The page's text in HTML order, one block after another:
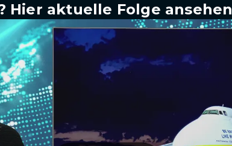
Hier aktuelle Folge ansehen